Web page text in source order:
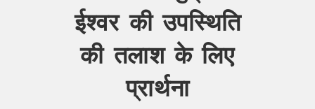
ईश्वर की उपस्थिति
की तलाश के लिए
प्रार्थना